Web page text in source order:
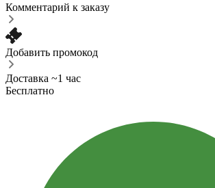
Комментарий к заказу
Добавить промокод
Доставка ~1 час
Бесплатно